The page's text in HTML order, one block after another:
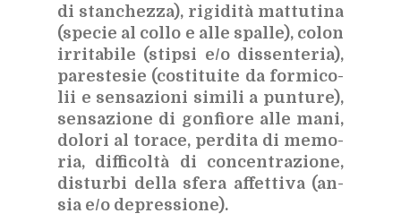
di stan­chez­za), ri­gi­di­tà mat­tu­ti­na
(spe­cie al col­lo e alle spal­le), co­lon
ir­ri­ta­bi­le (stip­si e/​o dis­sen­te­ria),
pa­re­ste­sie (co­sti­tui­te da for­mi­co­
lii e sen­sa­zio­ni si­mi­li a pun­tu­re),
sen­sa­zio­ne di gon­fio­re alle mani,
do­lo­ri al to­ra­ce, per­di­ta di me­mo­
ria, dif­fi­col­tà di con­cen­tra­zio­ne,
di­stur­bi del­la sfe­ra af­fet­ti­va (an­
sia e/​o de­pres­sio­ne).